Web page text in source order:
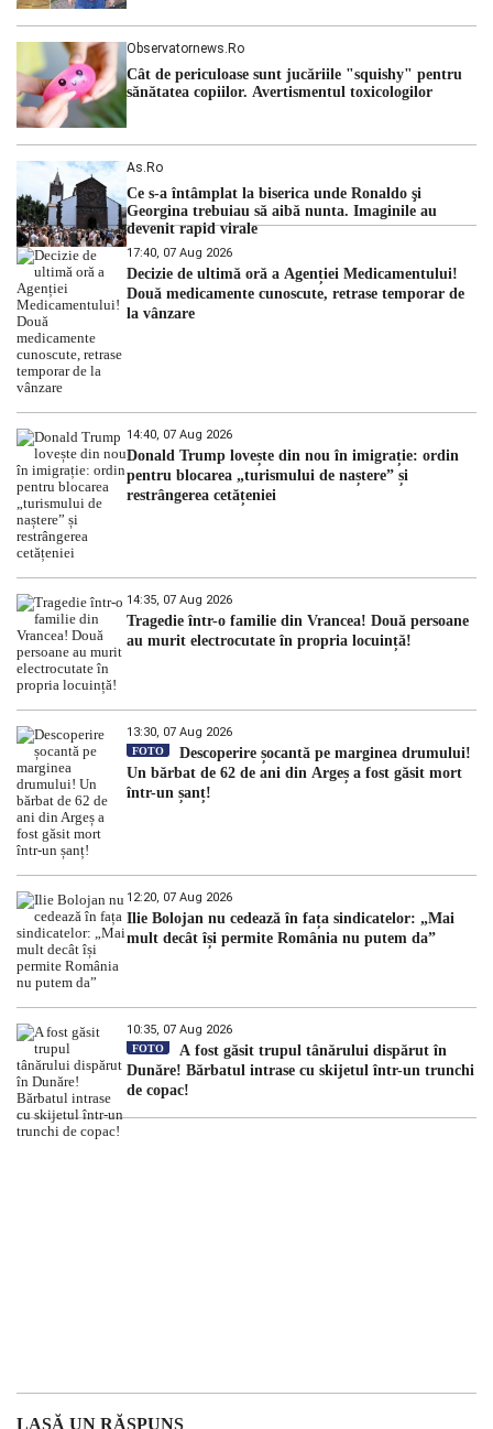
Observatornews.ro
Cât de periculoase sunt jucăriile "squishy" pentru
sănătatea copiilor. Avertismentul toxicologilor
As.ro
Ce s-a întâmplat la biserica unde Ronaldo şi
Georgina trebuiau să aibă nunta. Imaginile au
devenit rapid virale
17:40, 07 Aug 2026
Decizie de ultimă oră a Agenției Medicamentului!
Două medicamente cunoscute, retrase temporar de
la vânzare
14:40, 07 Aug 2026
Donald Trump lovește din nou în imigrație: ordin
pentru blocarea „turismului de naștere” și
restrângerea cetățeniei
14:35, 07 Aug 2026
Tragedie într-o familie din Vrancea! Două persoane
au murit electrocutate în propria locuință!
13:30, 07 Aug 2026
FOTO
Descoperire șocantă pe marginea drumului!
Un bărbat de 62 de ani din Argeș a fost găsit mort
într-un șanț!
12:20, 07 Aug 2026
Ilie Bolojan nu cedează în fața sindicatelor: „Mai
mult decât își permite România nu putem da”
10:35, 07 Aug 2026
FOTO
A fost găsit trupul tânărului dispărut în
Dunăre! Bărbatul intrase cu skijetul într-un trunchi
de copac!
LASĂ UN RĂSPUNS